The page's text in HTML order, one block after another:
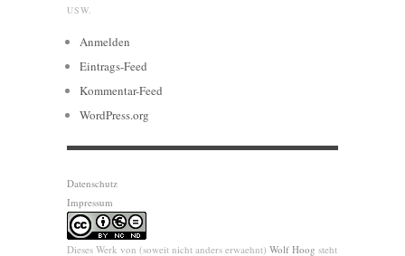
USW.
Anmelden
Eintrags-Feed
Kommentar-Feed
WordPress.org
Datenschutz
Impressum
Dieses Werk von (soweit nicht anders erwaehnt) Wolf Hoog steht